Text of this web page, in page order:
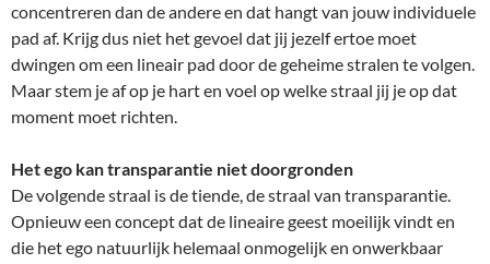
concentreren dan de andere en dat hangt van jouw individuele
pad af. Krijg dus niet het gevoel dat jij jezelf ertoe moet
dwingen om een lineair pad door de geheime stralen te volgen.
Maar stem je af op je hart en voel op welke straal jij je op dat
moment moet richten.
Het ego kan transparantie niet doorgronden
De volgende straal is de tiende, de straal van transparantie.
Opnieuw een concept dat de lineaire geest moeilijk vindt en
die het ego natuurlijk helemaal onmogelijk en onwerkbaar